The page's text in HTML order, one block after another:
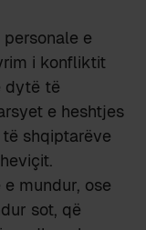
e
i konfliktit
dytë të
e heshtjes
shqiptarëve
mundur, ose
sot, që